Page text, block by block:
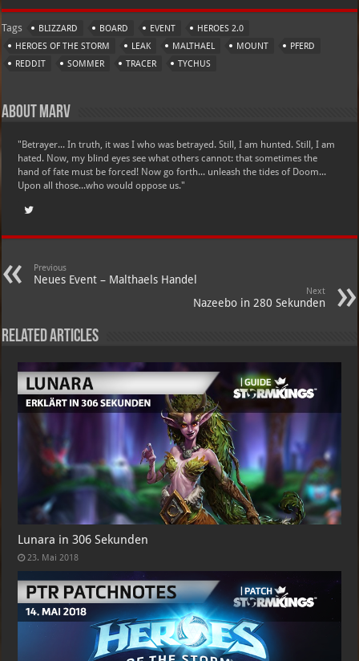
Tags BLIZZARD BOARD EVENT
HEROES 2.0
HEROES OF THE STORM
LEAK MALTHAEL MOUNT
PFERD
REDDIT
SOMMER TRACER TYCHUS
About Marv
"Betrayer... In truth, it was I who was betrayed. Still, I am hunted. Still, I am
hated. Now, my blind eyes see what others cannot: that sometimes the
hand of fate must be forced! Now go forth... unleash the tides of Doom...
Upon all those...who would oppose us."
Previous
Neues Event – Malthaels Handel
Next
Nazeebo in 280 Sekunden
Related Articles
Lunara in 306 Sekunden
23. Mai 2018